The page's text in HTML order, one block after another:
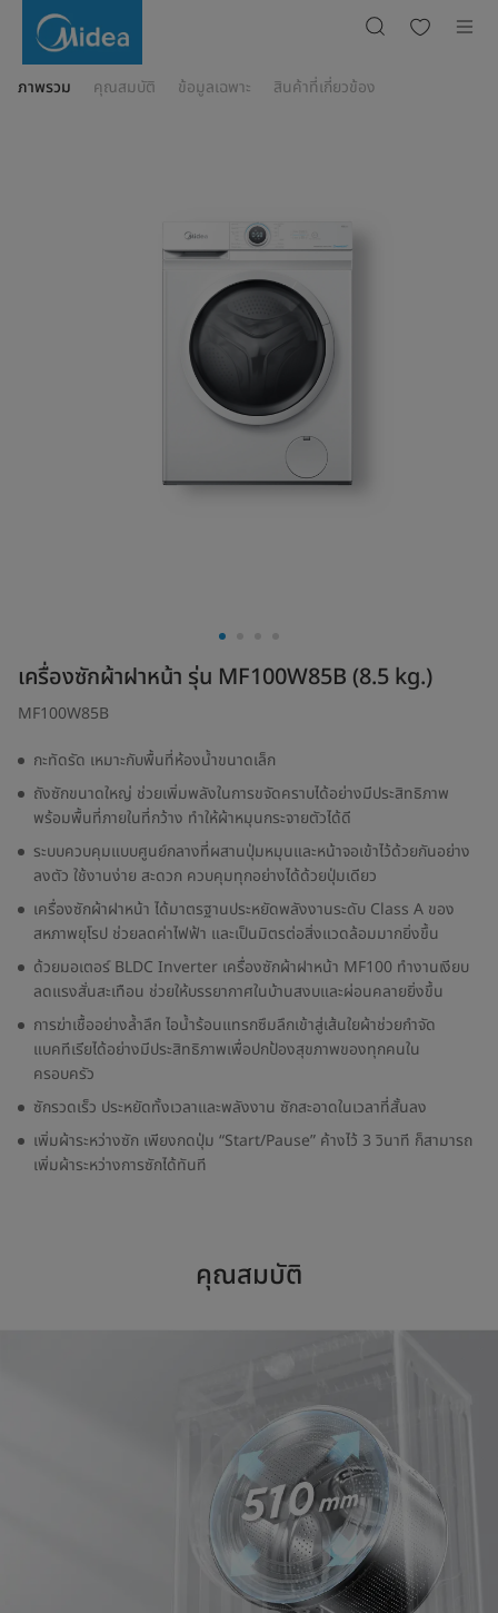
ภาพรวม คุณสมบัติ ข้อมูลเฉพาะ สินค้าที่เกี่ยวข้อง
เครื่องซักผ้าฝาหน้า รุ่น MF100W85B (8.5 kg.)
MF100W85B
กะทัดรัด เหมาะกับพื้นที่ห้องน้ำขนาดเล็ก
ถังซักขนาดใหญ่ ช่วยเพิ่มพลังในการขจัดคราบได้อย่างมีประสิทธิภาพ
พร้อมพื้นที่ภายในที่กว้าง ทำให้ผ้าหมุนกระจายตัวได้ดี
ระบบควบคุมแบบศูนย์กลางที่ผสานปุ่มหมุนและหน้าจอเข้าไว้ด้วยกันอย่าง
ลงตัว ใช้งานง่าย สะดวก ควบคุมทุกอย่างได้ด้วยปุ่มเดียว
เครื่องซักผ้าฝาหน้า ได้มาตรฐานประหยัดพลังงานระดับ Class A ของ
สหภาพยุโรป ช่วยลดค่าไฟฟ้า และเป็นมิตรต่อสิ่งแวดล้อมมากยิ่งขึ้น
ด้วยมอเตอร์ BLDC Inverter เครื่องซักผ้าฝาหน้า MF100 ทำงานเงียบ
ลดแรงสั่นสะเทือน ช่วยให้บรรยากาศในบ้านสงบและผ่อนคลายยิ่งขึ้น
การฆ่าเชื้ออย่างล้ำลึก ไอน้ำร้อนแทรกซึมลึกเข้าสู่เส้นใยผ้าช่วยกำจัด
แบคทีเรียได้อย่างมีประสิทธิภาพเพื่อปกป้องสุขภาพของทุกคนใน
ครอบครัว
ซักรวดเร็ว ประหยัดทั้งเวลาและพลังงาน ซักสะอาดในเวลาที่สั้นลง
เพิ่มผ้าระหว่างซัก เพียงกดปุ่ม “Start/Pause” ค้างไว้ 3 วินาที ก็สามารถ
เพิ่มผ้าระหว่างการซักได้ทันที
คุณสมบัติ